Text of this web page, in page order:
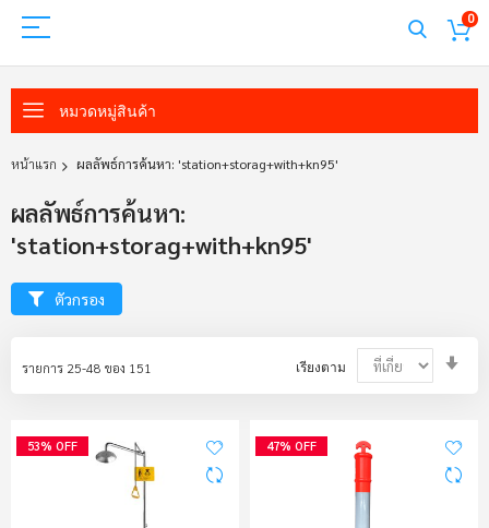
0
หมวดหมู่สินค้า
หน้าแรก ผลลัพธ์การค้นหา: 'station+storag+with+kn95'
ผลลัพธ์การค้นหา:
'station+storag+with+kn95'
รายการ 25-48 ของ 151 เรียงตาม
53% OFF 47% OFF
ตัวกรอง